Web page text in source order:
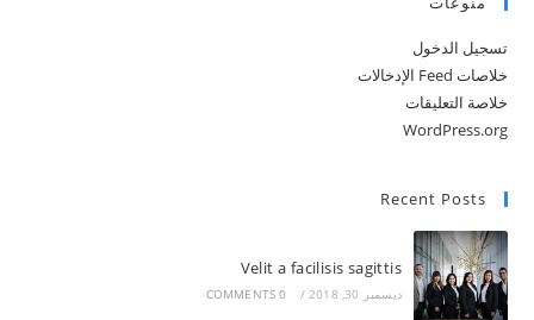
تسجيل الدخول
خلاصات Feed الإدخالات
خلاصة التعليقات
WordPress.org
Recent Posts
Velit a facilisis sagittis
ديسمبر 30, 2018 /
0 COMMENTS